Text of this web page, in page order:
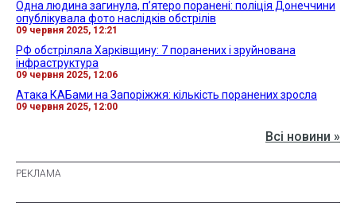
Одна людина загинула, п’ятеро поранені: поліція Донеччини
опублікувала фото наслідків обстрілів
09 червня 2025, 12:21
РФ обстріляла Харківщину: 7 поранених і зруйнована
інфраструктура
09 червня 2025, 12:06
Атака КАБами на Запоріжжя: кількість поранених зросла
09 червня 2025, 12:00
Всі новини »